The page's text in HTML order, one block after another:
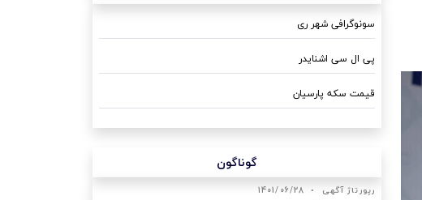
سونوگرافی شهر ری
پی ال سی اشنایدر
قیمت سکه پارسیان
گوناگون
رپورتاژ آگهی •
1401/06/28